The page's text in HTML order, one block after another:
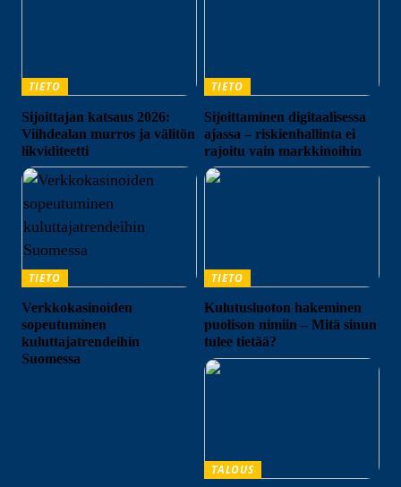
TIETO
Sijoittajan katsaus 2026:
Viihdealan murros ja välitön
likviditeetti
TIETO
Sijoittaminen digitaalisessa
ajassa – riskienhallinta ei
rajoitu vain markkinoihin
TIETO
Verkkokasinoiden
sopeutuminen
kuluttajatrendeihin
Suomessa
TIETO
Kulutusluoton hakeminen
puolison nimiin – Mitä sinun
tulee tietää?
TALOUS